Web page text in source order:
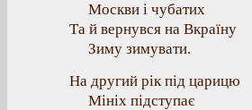
Москви і чубатих
Та й вернувся на Вкраїну
Зиму зимувати.
На другий рік під царицю
Мініх підступає